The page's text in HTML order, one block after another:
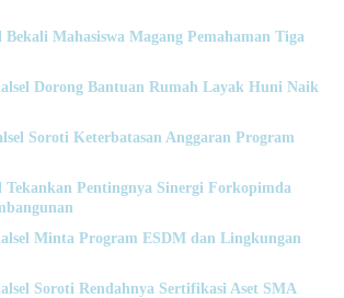
Mahasiswa Magang Pemahaman Tiga
Dorong Bantuan Rumah Layak Huni Naik
Soroti Keterbatasan Anggaran Program
Tekankan Pentingnya Sinergi Forkopimda
Minta Program ESDM dan Lingkungan
Soroti Rendahnya Sertifikasi Aset SMA